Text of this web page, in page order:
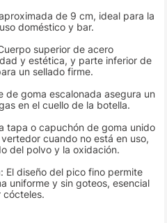
de 9 cm, ideal para la
doméstico y bar.
superior de acero
y estética, y parte inferior de
un sellado firme.
de goma escalonada asegura un
en el cuello de la botella.
tapa o capuchón de goma unido
cuando no está en uso,
del polvo y la oxidación.
El diseño del pico fino permite
uniforme y sin goteos, esencial
cócteles.